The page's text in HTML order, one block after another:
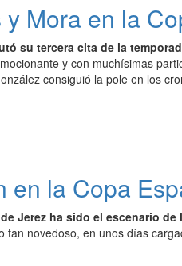
Mora en la
su tercera cita de la
y con muchísimas
consiguió la pole en los
la Copa
Jerez ha sido el escenario
novedoso, en unos días